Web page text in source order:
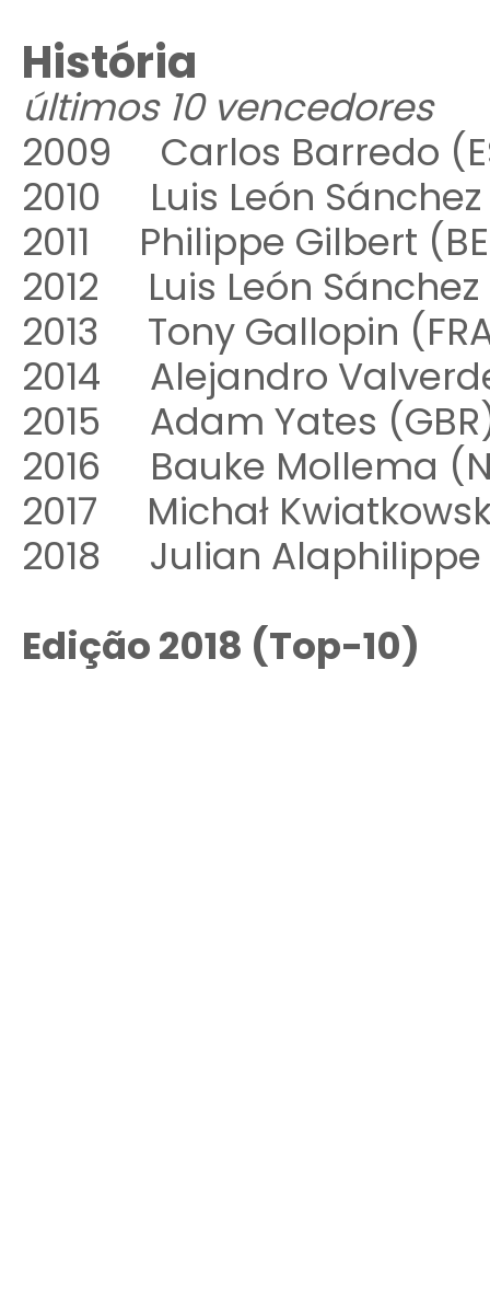
História
últimos 10 vencedores
2009 Carlos Barredo
2010 Luis León
2011 Philippe Gilbert
2012 Luis León
2013 Tony Gallopin
2014 Alejandro
2015 Adam Yates
2016 Bauke Mollema
2017 Michał
2018 Julian Alaphilippe
Edição 2018 (Top-10)